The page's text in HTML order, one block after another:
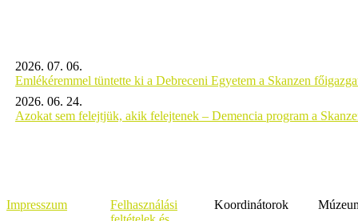
2026. 07. 06.
Emlékéremmel tüntette ki a Debreceni Egyetem a Skanzen
2026. 06. 24.
Azokat sem felejtjük, akik felejtenek – Demencia program a
Impresszum
Felhasználási
Koordinátorok